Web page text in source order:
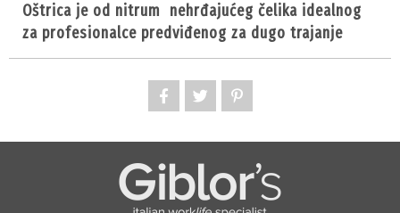
oštrica je od nitrum nehrđajućeg čelika idealnog
za profesionalce predviđenog za dugo trajanje